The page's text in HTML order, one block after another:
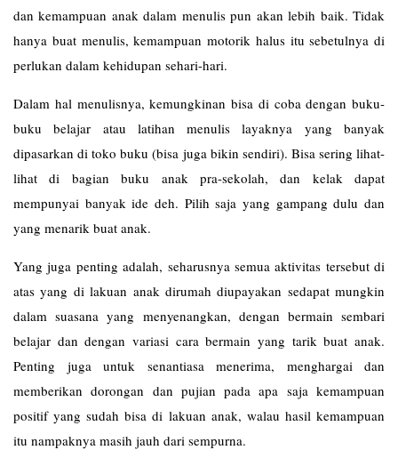
dan kemampuan anak dalam menulis pun akan lebih baik. Tidak
hanya buat menulis, kemampuan motorik halus itu sebetulnya di
perlukan dalam kehidupan sehari-hari.
Dalam hal menulisnya, kemungkinan bisa di coba dengan buku-
buku belajar atau latihan menulis layaknya yang banyak
dipasarkan di toko buku (bisa juga bikin sendiri). Bisa sering lihat-
lihat di bagian buku anak pra-sekolah, dan kelak dapat
mempunyai banyak ide deh. Pilih saja yang gampang dulu dan
yang menarik buat anak.
Yang juga penting adalah, seharusnya semua aktivitas tersebut di
atas yang di lakuan anak dirumah diupayakan sedapat mungkin
dalam suasana yang menyenangkan, dengan bermain sembari
belajar dan dengan variasi cara bermain yang tarik buat anak.
Penting juga untuk senantiasa menerima, menghargai dan
memberikan dorongan dan pujian pada apa saja kemampuan
positif yang sudah bisa di lakuan anak, walau hasil kemampuan
itu nampaknya masih jauh dari sempurna.